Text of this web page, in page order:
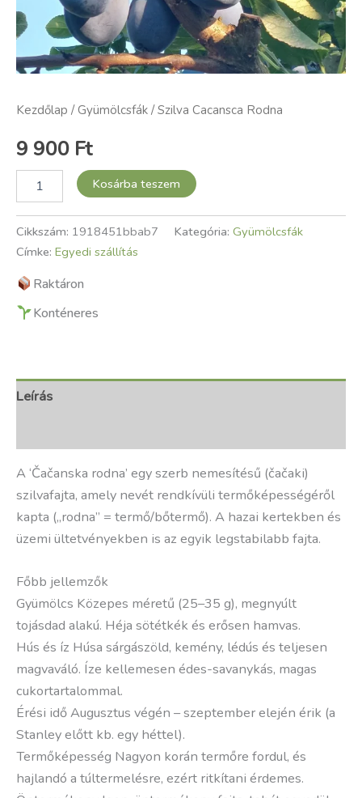
Kezdőlap /Gyümölcsfák / Szilva Cacansca Rodna
9 900 Ft
Kosárba teszem
Cikkszám: 1918451bbab7 Kategória: Gyümölcsfák
Címke: Egyedi szállítás
Raktáron
Konténeres
Leírás
A ‘Čačanska rodna’ egy szerb nemesítésű (čačaki)
szilvafajta, amely nevét rendkívüli termőképességéről
kapta („rodna” = termő/bőtermő). A hazai kertekben és
üzemi ültetvényekben is az egyik legstabilabb fajta.
Főbb jellemzők
Gyümölcs Közepes méretű (25–35 g), megnyúlt
tojásdad alakú. Héja sötétkék és erősen hamvas.
Hús és íz Húsa sárgászöld, kemény, lédús és teljesen
magvaváló. Íze kellemesen édes-savanykás, magas
cukortartalommal.
Érési idő Augusztus végén – szeptember elején érik (a
Stanley előtt kb. egy héttel).
Termőképesség Nagyon korán termőre fordul, és
hajlandó a túltermelésre, ezért ritkítani érdemes.